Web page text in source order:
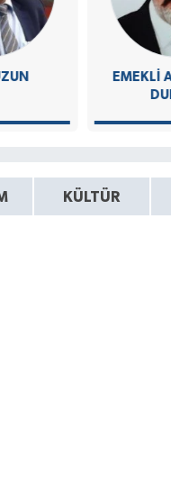
EMEKLI
KÜLTÜR